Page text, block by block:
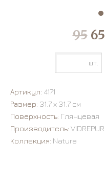
95 65
шт.
Артикул: 4171
Размер: 31.7 х 31.7 см
Поверхность: Глянцевая
Производитель: VIDREPUR
Коллекция: Nature